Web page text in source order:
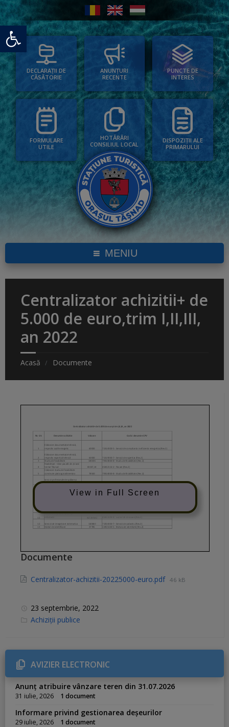
Deschide bara de unelte
DECLARAȚII DE
CĂSĂTORIE
ANUNȚURI
RECENTE
PUNCTE DE
INTERES
FORMULARE
UTILE
HOTĂRÂRI
CONSILIUL LOCAL
DISPOZIȚII ALE
PRIMARULUI
MENIU
Centralizator achizitii+ de
5.000 de euro,trim I,II,III,
an 2022
Acasă Documente
View in Full Screen
Documente
Centralizator-achizitii-20225000-euro.pdf 46 kB
23 septembrie, 2022
C
r
i
e
s
Achiziții publice
AVIZIER ELECTRONIC
Anunț atribuire vânzare teren din 31.07.2026
31 iulie, 2026 1 document
Informare privind gestionarea deșeurilor
29 iulie, 2026 1 document